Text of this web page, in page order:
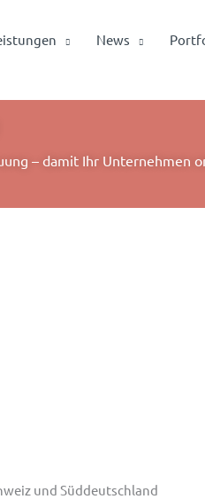
News
– damit Ihr Unternehmen
und Süddeutschland